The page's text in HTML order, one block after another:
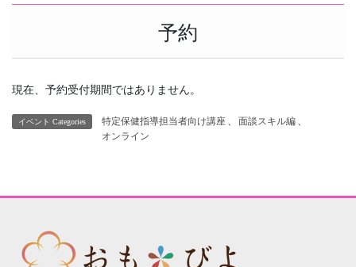
予約
現在、予約受付期間ではありません。
イベント Categories 特定保健指導担当者向け講座 、 面談スキル編 、
オンライン